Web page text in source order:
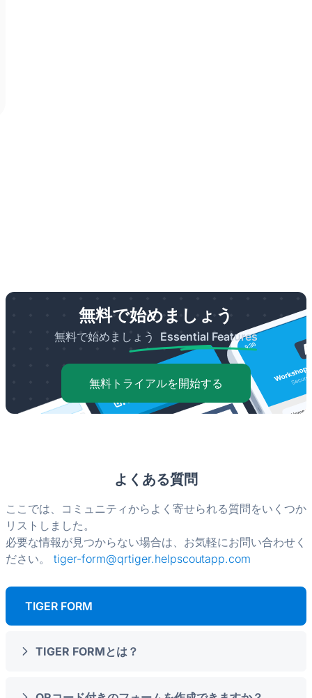
無料で始めましょう
無料で始めましょう Essential Features
無料トライアルを開始する
よくある質問
ここでは、コミュニティからよく寄せられる質問をいくつか
リストしました。
必要な情報が見つからない場合は、お気軽にお問い合わせく
ださい。 tiger-form@qrtiger.helpscoutapp.com
TIGER FORM
TIGER FORMとは？